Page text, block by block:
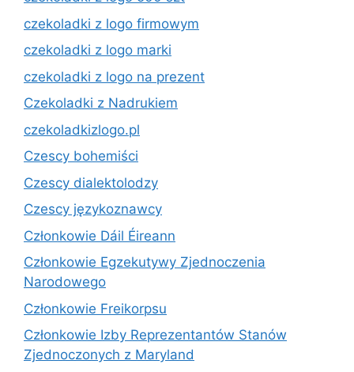
czekoladki z logo firmowym
czekoladki z logo marki
czekoladki z logo na prezent
Czekoladki z Nadrukiem
czekoladkizlogo.pl
Czescy bohemiści
Czescy dialektolodzy
Czescy językoznawcy
Członkowie Dáil Éireann
Członkowie Egzekutywy Zjednoczenia
Narodowego
Członkowie Freikorpsu
Członkowie Izby Reprezentantów Stanów
Zjednoczonych z Maryland